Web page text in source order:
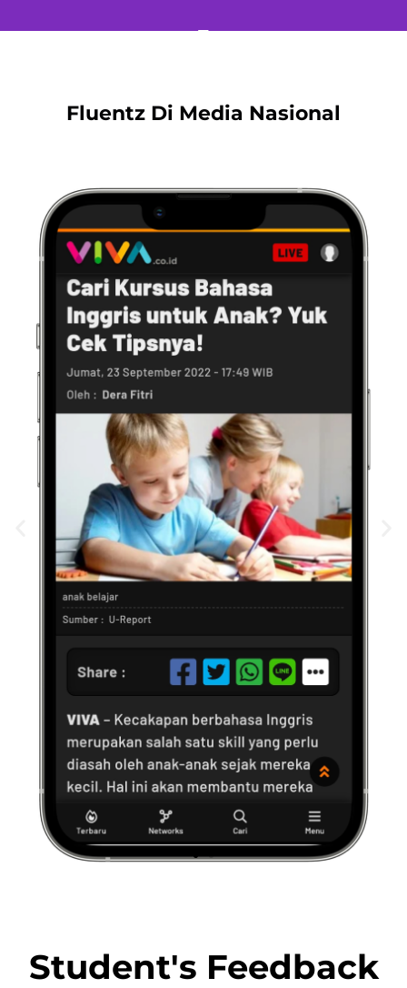
Fluentz Di Media Nasional
Student's Feedback